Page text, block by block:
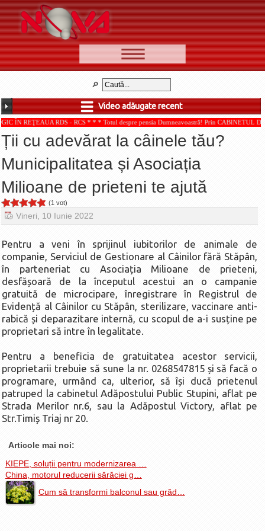
📰 Ştiri
🆕 Cele mai noi
Ştirile Nova TV
Poveşti din Braşov
Punct şi de la capăt
Faţă în faţă
Punctul pe I
BV-01-ADE
Aici pentru tine
De la Mic la Mare
La Ţintă
Subiecte grele
Dialoguri cu Ghişe
Bucuria Credinţei
Replica Braşovului
Zona Neutră
Contact
Video adăugate recent
REŢEAUA RDS - RCS * * * Totul despre pensia Dumneavoastră! Prin CABINETUL
Ții cu adevărat la câinele tău?
Municipalitatea și Asociația
Milioane de prieteni te ajută
(1 vot)
Vineri, 10 Iunie 2022
Pentru a veni în sprijinul iubitorilor de animale de
companie, Serviciul de Gestionare al Câinilor fără Stăpân,
în parteneriat cu Asociația Milioane de prieteni,
desfășoară de la începutul acestui an o campanie
gratuită de microcipare, înregistrare în Registrul de
Evidență al Câinilor cu Stăpân, sterilizare, vaccinare anti-
rabică și deparazitare internă, cu scopul de a-i susține pe
proprietari să intre în legalitate.
Pentru a beneficia de gratuitatea acestor servicii,
proprietarii trebuie să sune la nr. 0268547815 și să facă o
programare, urmând ca, ulterior, să își ducă prietenul
patruped la cabinetul Adăpostului Public Stupini, aflat pe
Strada Merilor nr.6, sau la Adăpostul Victory, aflat pe
Str.Timiș Triaj nr 20.
Articole mai noi:
KIEPE, soluții pentru modernizarea …
China, motorul reducerii sărăciei g…
Cum să transformi balconul sau grăd…